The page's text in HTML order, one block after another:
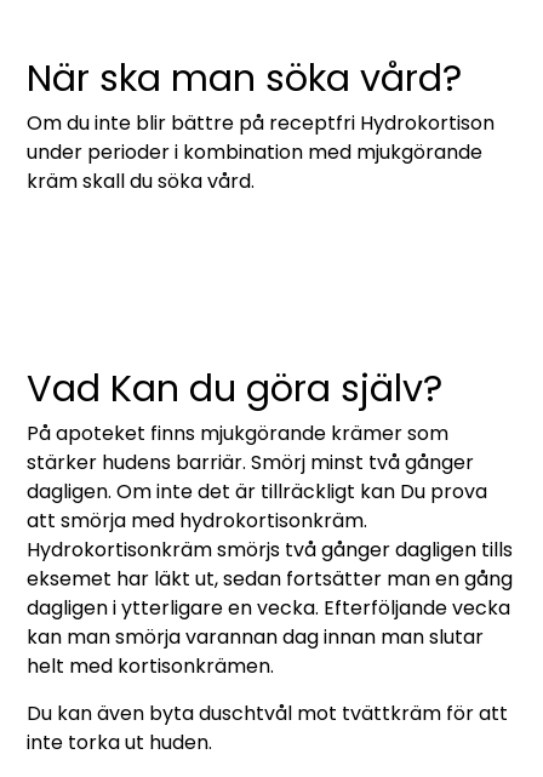
När ska man söka vård?
Om du inte blir bättre på receptfri Hydrokortison
under perioder i kombination med mjukgörande
kräm skall du söka vård.
Vad Kan du göra själv?
På apoteket finns mjukgörande krämer som
stärker hudens barriär. Smörj minst två gånger
dagligen. Om inte det är tillräckligt kan Du prova
att smörja med hydrokortisonkräm.
Hydrokortisonkräm smörjs två gånger dagligen tills
eksemet har läkt ut, sedan fortsätter man en gång
dagligen i ytterligare en vecka. Efterföljande vecka
kan man smörja varannan dag innan man slutar
helt med kortisonkrämen.
Du kan även byta duschtvål mot tvättkräm för att
inte torka ut huden.